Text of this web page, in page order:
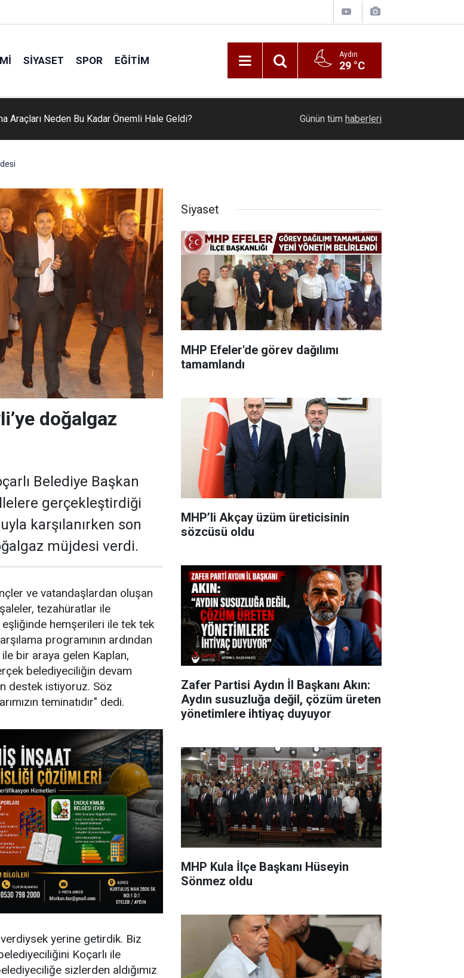
SIYASET SPOR EĞITIM Aydın
29 °C
Araçları Neden Bu Kadar Önemli Hale Geldi? Tatilcileri canından bezdiren hırsız yakalandı
Günün tüm haberleri
doğalgaz
Belediye Başkan
gerçekleştirdiği
karşılanırken son
müjdesi verdi.
ve vatandaşlardan oluşan
tezahüratlar ile
hemşerileri ile tek tek
programının ardından
bir araya gelen Kaplan,
belediyeciliğin devam
destek istiyoruz. Söz
teminatıdır" dedi.
yerine getirdik. Biz
Koçarlı ile
sizlerden aldığımız
Siyaset
MHP Efeler'de görev dağılımı
tamamlandı
MHP’li Akçay üzüm üreticisinin
sözcüsü oldu
Zafer Partisi Aydın İl Başkanı Akın:
Aydın susuzluğa değil, çözüm üreten
yönetimlere ihtiyaç duyuyor
MHP Kula İlçe Başkanı Hüseyin
Sönmez oldu